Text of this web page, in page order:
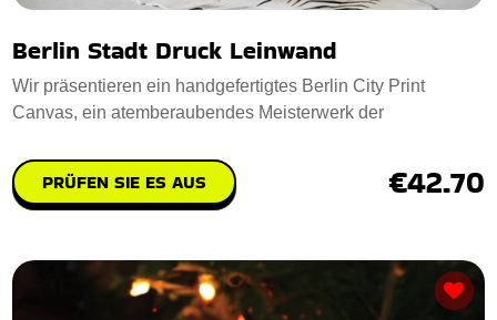
Berlin Stadt Druck Leinwand
Wir präsentieren ein handgefertigtes Berlin City Print
Canvas, ein atemberaubendes Meisterwerk der
PRÜFEN SIE ES AUS €42.70